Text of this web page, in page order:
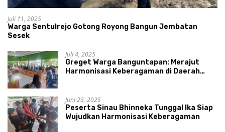
Juli 11, 2025
Warga Sentulrejo Gotong Royong Bangun Jembatan
Sesek
Juli 4, 2025
Greget Warga Banguntapan: Merajut
Harmonisasi Keberagaman di Daerah
Juni 23, 2025
Peserta Sinau Bhinneka Tunggal Ika Siap
Wujudkan Harmonisasi Keberagaman